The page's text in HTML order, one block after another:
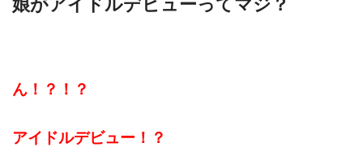
娘がアイドルデビューってマジ？
ん！？！？
アイドルデビュー！？